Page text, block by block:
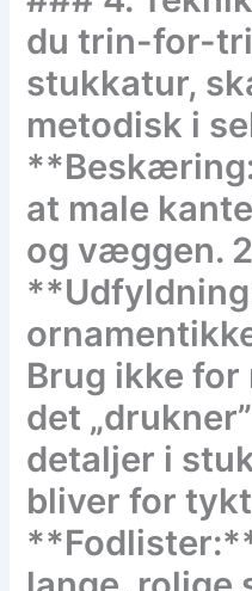
du trin-for-
stukkatur,
metodisk i
at male
og væggen.
Brug ikke for
det
detaljer i
bliver for